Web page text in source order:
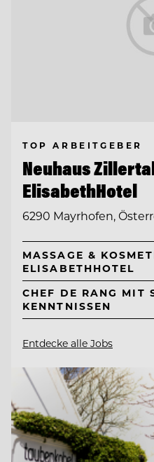
TOP ARBEITGEBER
Neuhaus
ElisabethHotel
6290 Mayrhofen,
MASSAGE &
ELISABETHHOTEL
CHEF DE RANG MIT
KENNTNISSEN
Entdecke alle Jobs